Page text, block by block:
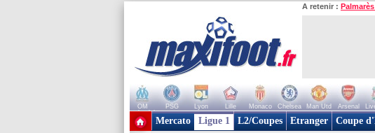
A retenir :
OM PSG Lyon Lille Monaco Chelsea Man Utd Arsenal
+ de clubs
Mercato Ligue 1 L2/Coupes Etranger Coupe